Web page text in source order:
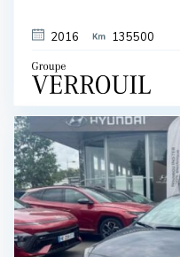
2016 135500